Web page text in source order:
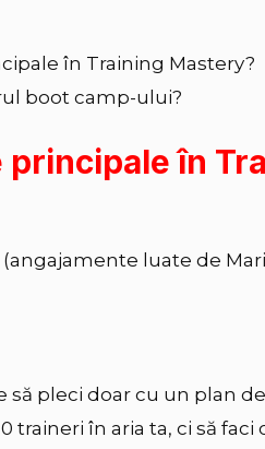
în Training Mastery?
boot camp-ului?
în
luate de
să pleci doar cu un plan
traineri în aria ta, ci să faci